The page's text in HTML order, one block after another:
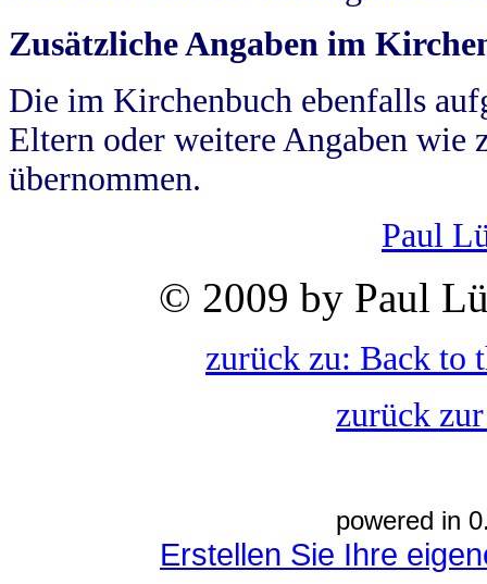
Zusätzliche Angaben im
Die im Kirchenbuch ebenfalls
Eltern oder weitere Angaben wie
übernommen.
Paul
© 2009 by Paul
zurück zu: Back to
zurück
powered in
Erstellen Sie Ihre